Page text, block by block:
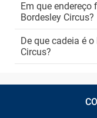
Em que
Bordesley Circus?
De que cadeia é
Circus?